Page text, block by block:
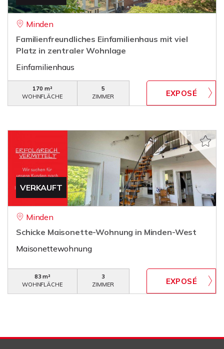
Minden
Familienfreundliches Einfamilienhaus mit viel
Platz in zentraler Wohnlage
Einfamilienhaus
170 m²
WOHNFLÄCHE
5
ZIMMER
VERKAUFT
Minden
Schicke Maisonette-Wohnung in Minden-West
Maisonettewohnung
83 m²
WOHNFLÄCHE
3
ZIMMER